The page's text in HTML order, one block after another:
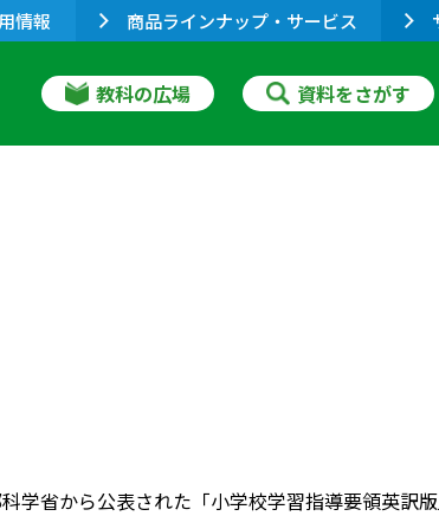
情報 商品ラインナップ・サービス
教科の広場 資料をさがす
学省から公表された「小学校学習指導要領英訳版